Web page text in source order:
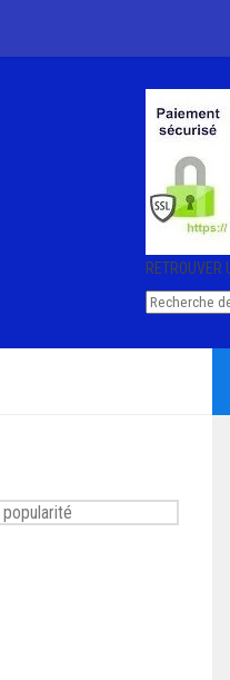
RETROUVER
Recherche